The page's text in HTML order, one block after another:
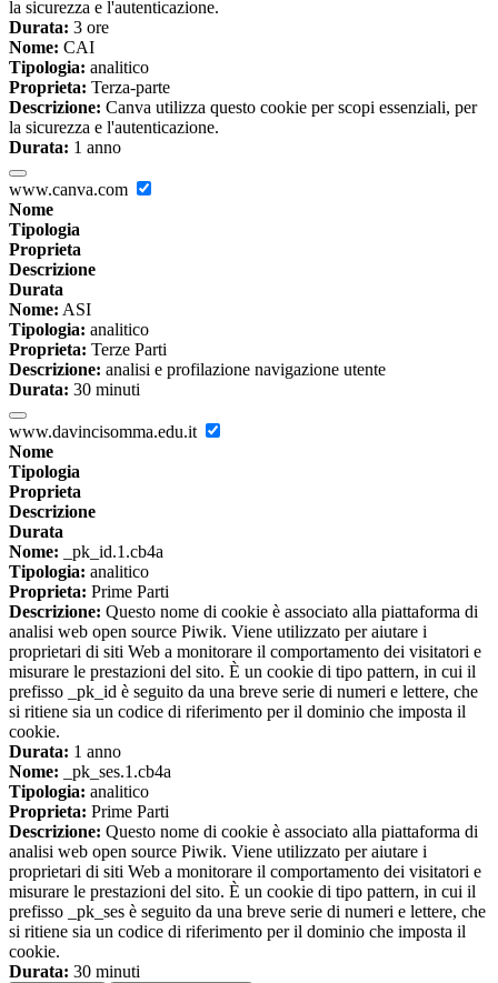
la sicurezza e l'autenticazione.
Durata: 3 ore
Nome: CAI
Tipologia: analitico
Proprieta: Terza-parte
Descrizione: Canva utilizza questo cookie per scopi essenziali, per
la sicurezza e l'autenticazione.
Durata: 1 anno
www.canva.com
Nome
Tipologia
Proprieta
Descrizione
Durata
Nome: ASI
Tipologia: analitico
Proprieta: Terze Parti
Descrizione: analisi e profilazione navigazione utente
Durata: 30 minuti
www.davincisomma.edu.it
Nome
Tipologia
Proprieta
Descrizione
Durata
Nome: _pk_id.1.cb4a
Tipologia: analitico
Proprieta: Prime Parti
Descrizione: Questo nome di cookie è associato alla piattaforma di
analisi web open source Piwik. Viene utilizzato per aiutare i
proprietari di siti Web a monitorare il comportamento dei visitatori e
misurare le prestazioni del sito. È un cookie di tipo pattern, in cui il
prefisso _pk_id è seguito da una breve serie di numeri e lettere, che
si ritiene sia un codice di riferimento per il dominio che imposta il
cookie.
Durata: 1 anno
Nome: _pk_ses.1.cb4a
Tipologia: analitico
Proprieta: Prime Parti
Descrizione: Questo nome di cookie è associato alla piattaforma di
analisi web open source Piwik. Viene utilizzato per aiutare i
proprietari di siti Web a monitorare il comportamento dei visitatori e
misurare le prestazioni del sito. È un cookie di tipo pattern, in cui il
prefisso _pk_ses è seguito da una breve serie di numeri e lettere, che
si ritiene sia un codice di riferimento per il dominio che imposta il
cookie.
Durata: 30 minuti